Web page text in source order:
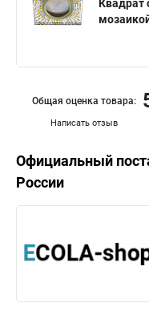
Квадрат
Написать отзыв
Общая оценка товара:
Официальный
России